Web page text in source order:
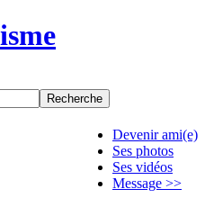
Devenir ami(e)
Ses photos
Ses vidéos
Message >>